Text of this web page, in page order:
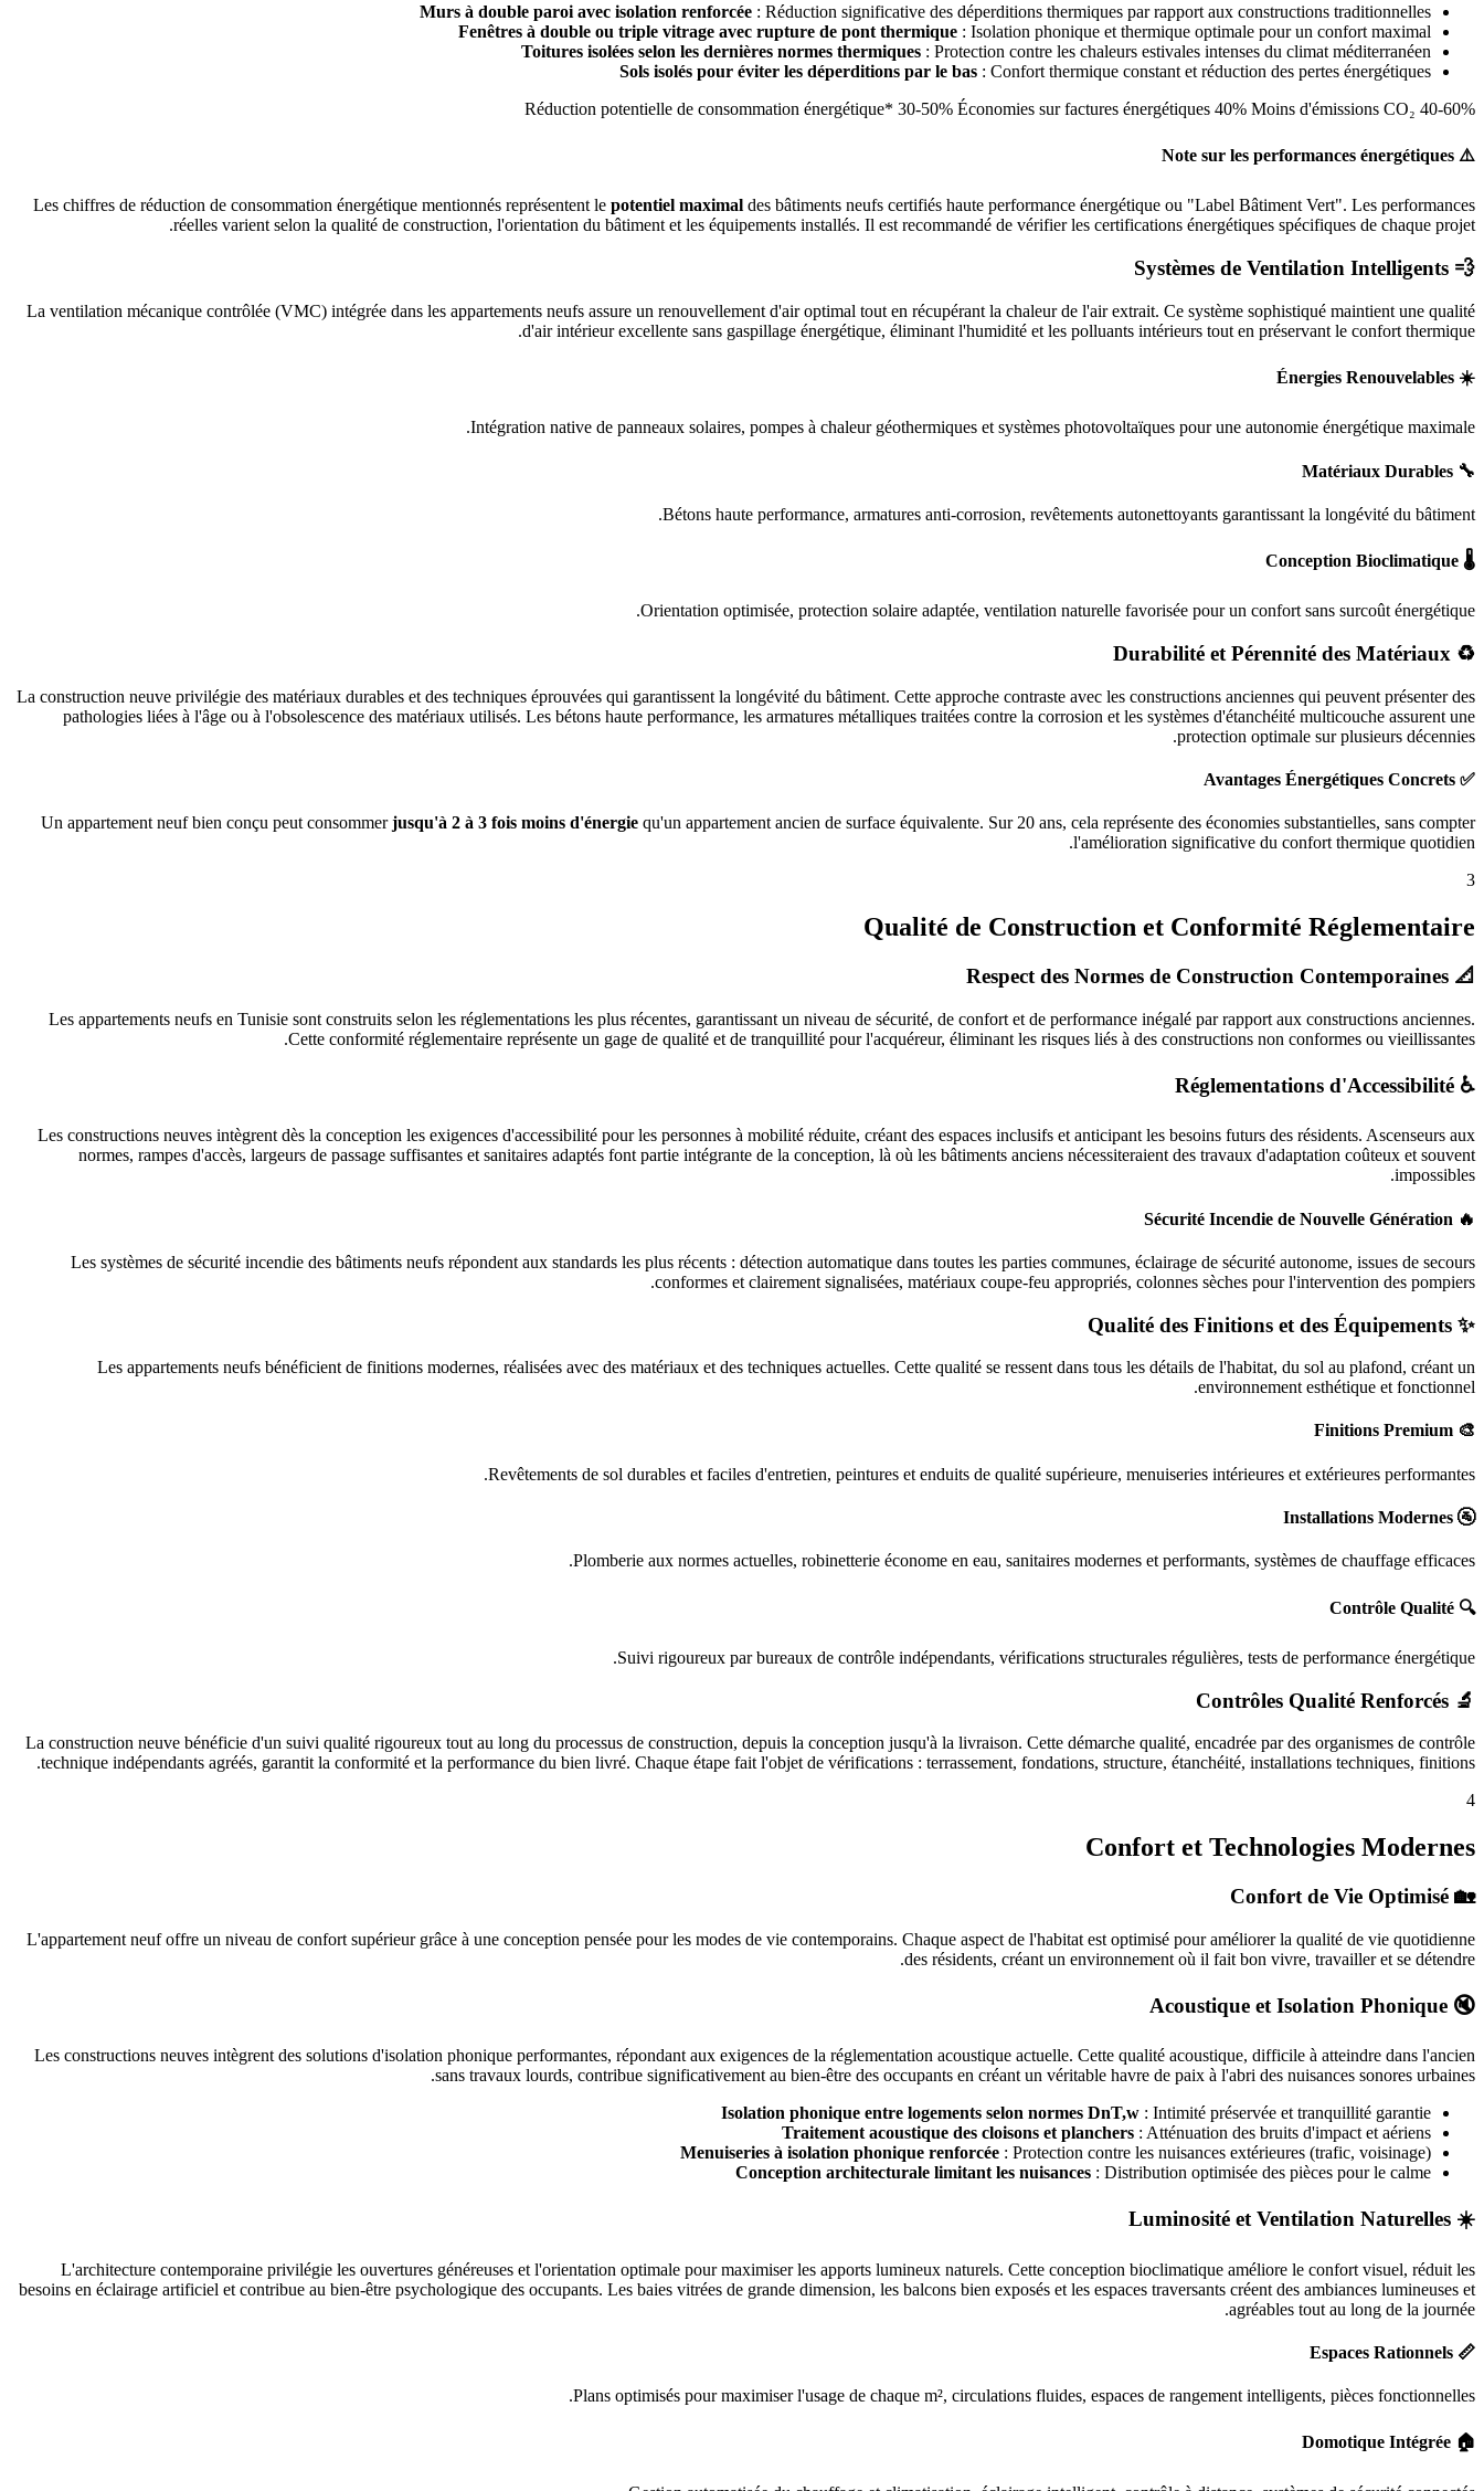
Murs à double paroi avec isolation renforcée : Réduction significative des déperditions thermiques par rapport aux constructions traditionnelles
Fenêtres à double ou triple vitrage avec rupture de pont thermique : Isolation phonique et thermique optimale pour un confort maximal
Toitures isolées selon les dernières normes thermiques : Protection contre les chaleurs estivales intenses du climat méditerranéen
Sols isolés pour éviter les déperditions par le bas : Confort thermique constant et réduction des pertes énergétiques
40-60% Réduction potentielle de consommation énergétique* 30-50% Économies sur factures énergétiques 40% Moins d'émissions CO₂
⚠️ Note sur les performances énergétiques
Les chiffres de réduction de consommation énergétique mentionnés représentent le potentiel maximal des bâtiments neufs certifiés haute performance énergétique ou "Label Bâtiment Vert". Les performances
réelles varient selon la qualité de construction, l'orientation du bâtiment et les équipements installés. Il est recommandé de vérifier les certifications énergétiques spécifiques de chaque projet.
💨 Systèmes de Ventilation Intelligents
La ventilation mécanique contrôlée (VMC) intégrée dans les appartements neufs assure un renouvellement d'air optimal tout en récupérant la chaleur de l'air extrait. Ce système sophistiqué maintient une qualité
d'air intérieur excellente sans gaspillage énergétique, éliminant l'humidité et les polluants intérieurs tout en préservant le confort thermique.
☀️ Énergies Renouvelables
Intégration native de panneaux solaires, pompes à chaleur géothermiques et systèmes photovoltaïques pour une autonomie énergétique maximale.
🔧 Matériaux Durables
Bétons haute performance, armatures anti-corrosion, revêtements autonettoyants garantissant la longévité du bâtiment.
🌡️ Conception Bioclimatique
Orientation optimisée, protection solaire adaptée, ventilation naturelle favorisée pour un confort sans surcoût énergétique.
♻️ Durabilité et Pérennité des Matériaux
La construction neuve privilégie des matériaux durables et des techniques éprouvées qui garantissent la longévité du bâtiment. Cette approche contraste avec les constructions anciennes qui peuvent présenter des
pathologies liées à l'âge ou à l'obsolescence des matériaux utilisés. Les bétons haute performance, les armatures métalliques traitées contre la corrosion et les systèmes d'étanchéité multicouche assurent une
protection optimale sur plusieurs décennies.
✅ Avantages Énergétiques Concrets
Un appartement neuf bien conçu peut consommerjusqu'à 2 à 3 fois moins d'énergie qu'un appartement ancien de surface équivalente. Sur 20 ans, cela représente des économies substantielles, sans compter
l'amélioration significative du confort thermique quotidien.
3
Qualité de Construction et Conformité Réglementaire
📐 Respect des Normes de Construction Contemporaines
Les appartements neufs en Tunisie sont construits selon les réglementations les plus récentes, garantissant un niveau de sécurité, de confort et de performance inégalé par rapport aux constructions anciennes.
Cette conformité réglementaire représente un gage de qualité et de tranquillité pour l'acquéreur, éliminant les risques liés à des constructions non conformes ou vieillissantes.
♿ Réglementations d'Accessibilité
Les constructions neuves intègrent dès la conception les exigences d'accessibilité pour les personnes à mobilité réduite, créant des espaces inclusifs et anticipant les besoins futurs des résidents. Ascenseurs aux
normes, rampes d'accès, largeurs de passage suffisantes et sanitaires adaptés font partie intégrante de la conception, là où les bâtiments anciens nécessiteraient des travaux d'adaptation coûteux et souvent
impossibles.
🔥 Sécurité Incendie de Nouvelle Génération
Les systèmes de sécurité incendie des bâtiments neufs répondent aux standards les plus récents : détection automatique dans toutes les parties communes, éclairage de sécurité autonome, issues de secours
conformes et clairement signalisées, matériaux coupe-feu appropriés, colonnes sèches pour l'intervention des pompiers.
✨ Qualité des Finitions et des Équipements
Les appartements neufs bénéficient de finitions modernes, réalisées avec des matériaux et des techniques actuelles. Cette qualité se ressent dans tous les détails de l'habitat, du sol au plafond, créant un
environnement esthétique et fonctionnel.
🎨 Finitions Premium
Revêtements de sol durables et faciles d'entretien, peintures et enduits de qualité supérieure, menuiseries intérieures et extérieures performantes.
🚰 Installations Modernes
Plomberie aux normes actuelles, robinetterie économe en eau, sanitaires modernes et performants, systèmes de chauffage efficaces.
🔍 Contrôle Qualité
Suivi rigoureux par bureaux de contrôle indépendants, vérifications structurales régulières, tests de performance énergétique.
🔬 Contrôles Qualité Renforcés
La construction neuve bénéficie d'un suivi qualité rigoureux tout au long du processus de construction, depuis la conception jusqu'à la livraison. Cette démarche qualité, encadrée par des organismes de contrôle
technique indépendants agréés, garantit la conformité et la performance du bien livré. Chaque étape fait l'objet de vérifications : terrassement, fondations, structure, étanchéité, installations techniques, finitions.
4
Confort et Technologies Modernes
🏡 Confort de Vie Optimisé
L'appartement neuf offre un niveau de confort supérieur grâce à une conception pensée pour les modes de vie contemporains. Chaque aspect de l'habitat est optimisé pour améliorer la qualité de vie quotidienne
des résidents, créant un environnement où il fait bon vivre, travailler et se détendre.
🔇 Acoustique et Isolation Phonique
Les constructions neuves intègrent des solutions d'isolation phonique performantes, répondant aux exigences de la réglementation acoustique actuelle. Cette qualité acoustique, difficile à atteindre dans l'ancien
sans travaux lourds, contribue significativement au bien-être des occupants en créant un véritable havre de paix à l'abri des nuisances sonores urbaines.
Isolation phonique entre logements selon normes DnT,w : Intimité préservée et tranquillité garantie
Traitement acoustique des cloisons et planchers : Atténuation des bruits d'impact et aériens
Menuiseries à isolation phonique renforcée : Protection contre les nuisances extérieures (trafic, voisinage)
Conception architecturale limitant les nuisances : Distribution optimisée des pièces pour le calme
☀️ Luminosité et Ventilation Naturelles
L'architecture contemporaine privilégie les ouvertures généreuses et l'orientation optimale pour maximiser les apports lumineux naturels. Cette conception bioclimatique améliore le confort visuel, réduit les
besoins en éclairage artificiel et contribue au bien-être psychologique des occupants. Les baies vitrées de grande dimension, les balcons bien exposés et les espaces traversants créent des ambiances lumineuses et
agréables tout au long de la journée.
📏 Espaces Rationnels
Plans optimisés pour maximiser l'usage de chaque m², circulations fluides, espaces de rangement intelligents, pièces fonctionnelles.
🏠 Domotique Intégrée